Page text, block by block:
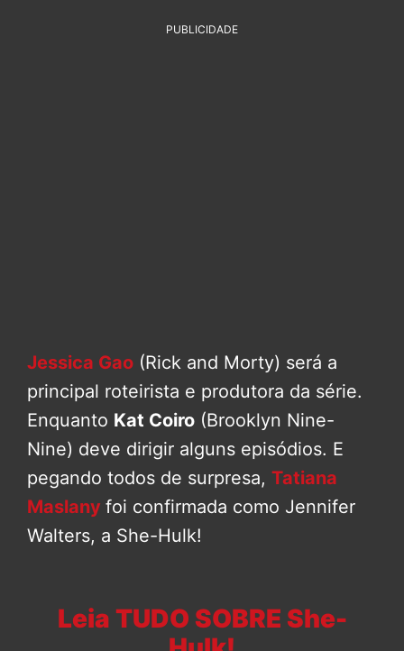
PUBLICIDADE
Jessica Gao (Rick and Morty) será a
principal roteirista e produtora da série.
Enquanto Kat Coiro (Brooklyn Nine-
Nine) deve dirigir alguns episódios. E
pegando todos de surpresa, Tatiana
Maslany foi confirmada como Jennifer
Walters, a She-Hulk!
Leia TUDO SOBRE She-